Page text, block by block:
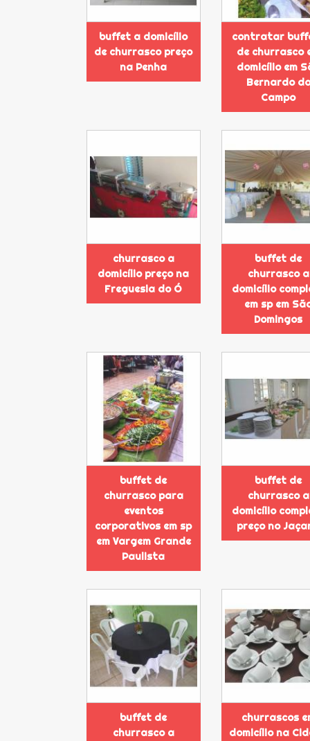
buffet a domicílio
de churrasco preço
na Penha
contratar
de churrasco
domicílio em
Bernardo do
Campo
churrasco a
domicílio preço na
Freguesia do Ó
buffet de
churrasco a
domicílio
em sp em
Domingos
buffet de
churrasco para
eventos
corporativos em sp
em Vargem Grande
Paulista
buffet de
churrasco a
domicílio
preço no
buffet de
churrasco a
churrascos
domicílio na